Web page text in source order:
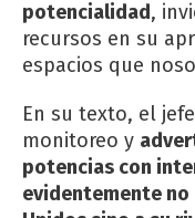
potencialidad,
recursos en su
espacios que
En su texto, el
monitoreo y
potencias con
evidentemente no